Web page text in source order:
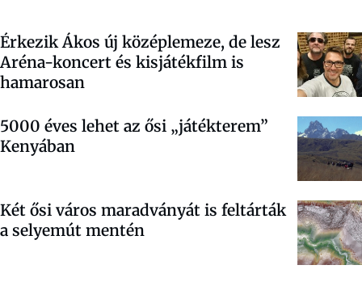
Érkezik Ákos új középlemeze, de lesz
Aréna-koncert és kisjátékfilm is
hamarosan
5000 éves lehet az ősi „játékterem”
Kenyában
Két ősi város maradványát is feltárták
a selyemút mentén